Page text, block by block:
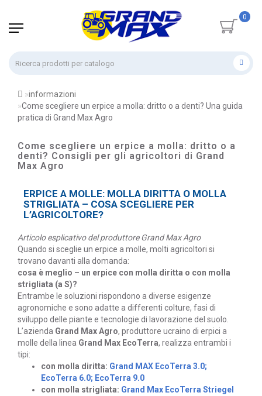
0
informazioni
Come scegliere un erpice a molla: dritto o a denti? Una guida
pratica di Grand Max Agro
Come scegliere un erpice a molla: dritto o a
denti? Consigli per gli agricoltori di Grand
Max Agro
ERPICE A MOLLE: MOLLA DIRITTA O MOLLA
STRIGLIATA – COSA SCEGLIERE PER
L’AGRICOLTORE?
Articolo esplicativo del produttore Grand Max Agro
Quando si sceglie un erpice a molle, molti agricoltori si
trovano davanti alla domanda:
cosa è meglio – un erpice con molla diritta o con molla
strigliata (a S)?
Entrambe le soluzioni rispondono a diverse esigenze
agronomiche e sono adatte a differenti colture, fasi di
sviluppo delle piante e tecnologie di lavorazione del suolo.
L’azienda Grand Max Agro, produttore ucraino di erpici a
molle della linea Grand Max EcoTerra, realizza entrambi i
tipi:
con molla diritta: Grand MAX EcoTerra 3.0;
EcoTerra 6.0; EcoTerra 9.0
con molla strigliata: Grand Max EcoTerra Striegel